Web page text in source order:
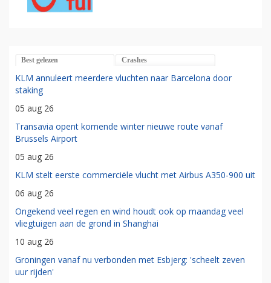
Best gelezen Crashes
KLM annuleert meerdere vluchten naar Barcelona door
staking
05 aug 26
Transavia opent komende winter nieuwe route vanaf
Brussels Airport
05 aug 26
KLM stelt eerste commerciële vlucht met Airbus A350-900 uit
06 aug 26
Ongekend veel regen en wind houdt ook op maandag veel
vliegtuigen aan de grond in Shanghai
10 aug 26
Groningen vanaf nu verbonden met Esbjerg: 'scheelt zeven
uur rijden'